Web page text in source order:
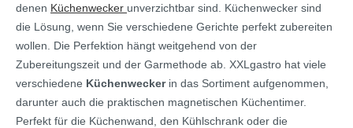
denen Küchenwecker unverzichtbar sind. Küchenwecker sind
die Lösung, wenn Sie verschiedene Gerichte perfekt zubereiten
wollen. Die Perfektion hängt weitgehend von der
Zubereitungszeit und der Garmethode ab. XXLgastro hat viele
verschiedene Küchenwecker in das Sortiment aufgenommen,
darunter auch die praktischen magnetischen Küchentimer.
Perfekt für die Küchenwand, den Kühlschrank oder die